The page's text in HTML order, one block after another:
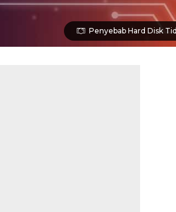
Penyebab Hard Disk